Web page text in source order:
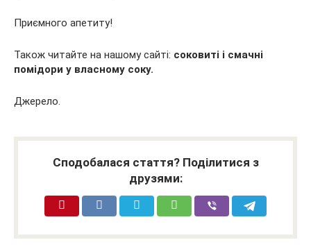
Приємного апетиту!
Також читайте на нашому сайті: соковиті і смачні
помідори у власному соку.
Джерело.
Сподобалася стаття? Поділитися з
друзями: